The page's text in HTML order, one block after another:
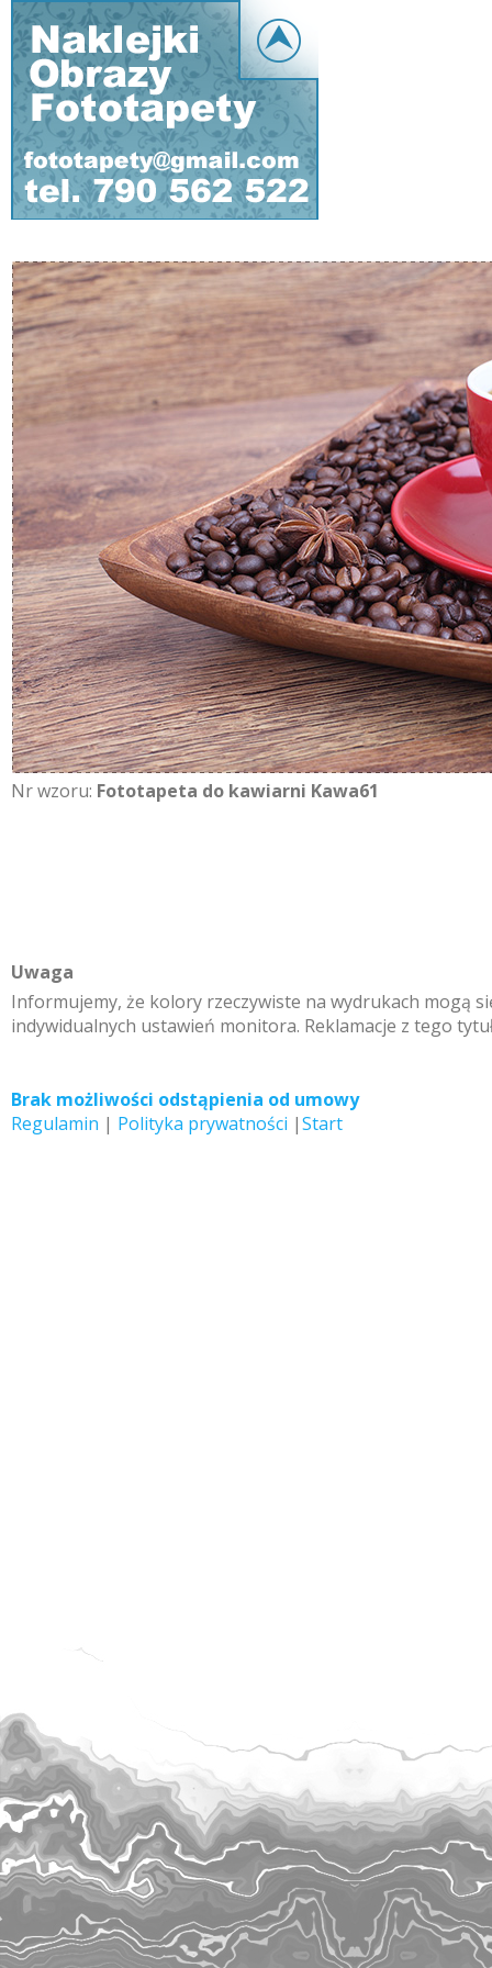
Nr wzoru: Fototapeta do kawiarni Kawa61
Uwaga
Informujemy, że kolory rzeczywiste na wydrukach mogą
indywidualnych ustawień monitora. Reklamacje z tego
Brak możliwości odstąpienia od umowy
Regulamin | Polityka prywatności |Start